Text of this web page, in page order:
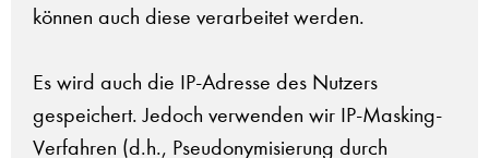
können auch diese verarbeitet werden.
Es wird auch die IP-Adresse des Nutzers
gespeichert. Jedoch verwenden wir IP-Masking-
Verfahren (d.h., Pseudonymisierung durch